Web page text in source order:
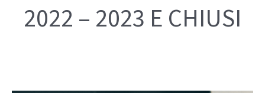
2022 – 2023 E CHIUSI